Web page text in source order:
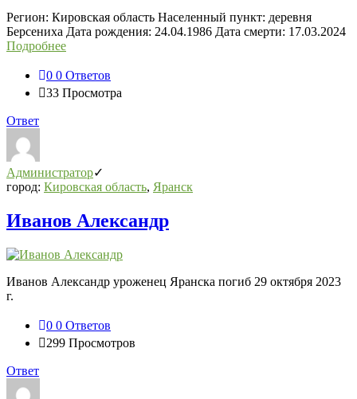
Регион: Кировская область Населенный пункт: деревня
Берсениха Дата рождения: 24.04.1986 Дата смерти: 17.03.2024
Подробнее
0 0 Ответов
33 Просмотра
Ответ
Администратор
город: Кировская область, Яранск
Иванов Александр
Иванов Александр уроженец Яранска погиб 29 октября 2023
г.
0 0 Ответов
299 Просмотров
Ответ